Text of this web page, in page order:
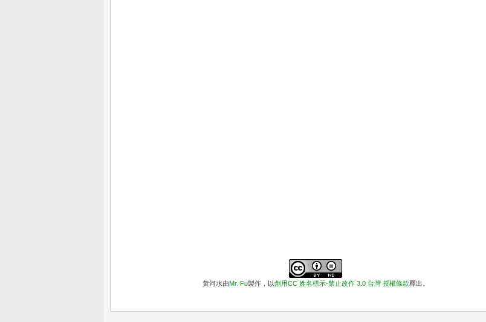
黃河水由Mr. Fu製作，以創用CC 姓名標示-禁止改作 3.0 台灣 授權條款釋出。